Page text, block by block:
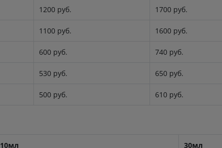
1200 руб. 1700 руб.
1100 руб. 1600 руб.
600 руб. 740 руб.
530 руб. 650 руб.
500 руб. 610 руб.
10мл 30мл